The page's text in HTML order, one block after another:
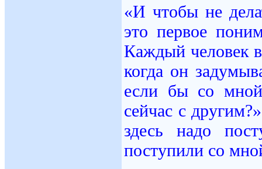
«И чтобы не
это первое
Каждый человек
когда он
если бы со
сейчас с
здесь надо
поступили со